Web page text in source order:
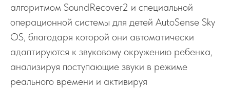
алгоритмом SoundRecover2 и специальной
операционной системы для детей AutoSense Sky
OS, благодаря которой они автоматически
адаптируются к звуковому окружению ребенка,
анализируя поступающие звуки в режиме
реального времени и активируя